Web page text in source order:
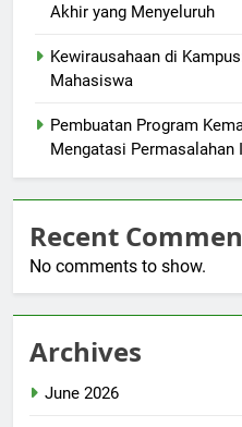
Akhir yang Menyeluruh
Kewirausahaan di
Mahasiswa
Pembuatan Program
Mengatasi Permasalahan
Recent
No comments to show.
Archives
June 2026